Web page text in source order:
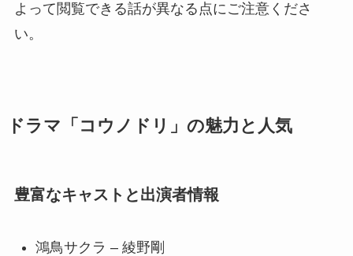
よって閲覧できる話が異なる点にご注意くださ
い。
ドラマ「コウノドリ」の魅力と人気
豊富なキャストと出演者情報
鴻鳥サクラ – 綾野剛